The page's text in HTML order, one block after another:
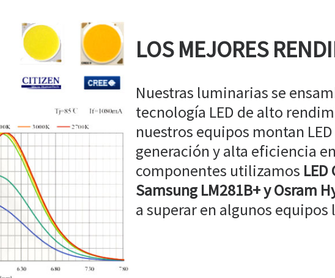
LOS MEJORES
Nuestras luminarias se
tecnología LED de alto
nuestros equipos montan
generación y alta eficiencia
componentes utilizamos
Samsung LM281B+ y Osram
a superar en algunos equipos